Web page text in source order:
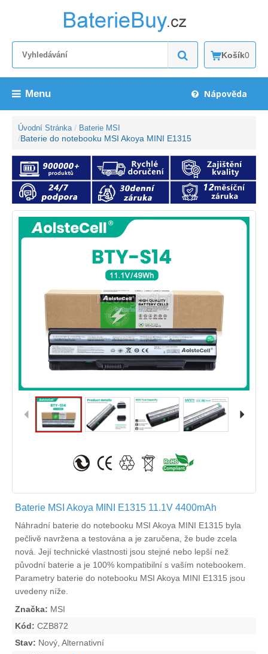
Košík0
Menu Nápověda
Úvodní Stránka Baterie MSI
Baterie do notebooku MSI Akoya MINI E1315
Baterie MSI Akoya MINI E1315 11.1V 4400mAh
Náhradní baterie do notebooku MSI Akoya MINI E1315 byla
pečlivě navržena a testována a je zaručena, že bude zcela
nová. Její technické vlastnosti jsou stejné nebo lepší než
původní baterie a je 100% kompatibilní s vaším notebookem.
Parametry baterie do notebooku MSI Akoya MINI E1315 jsou
uvedeny níže.
Značka: MSI
Kód: CZB872
Stav: Nový, Alternativní